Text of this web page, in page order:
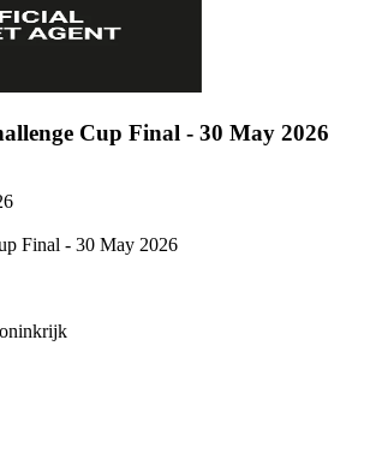
Cup Final - 30 May 2026
Final - 30 May 2026